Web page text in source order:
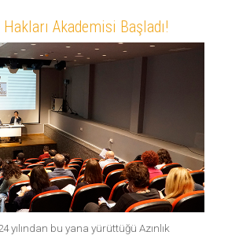
Akademisi Başladı!
yılından bu yana yürüttüğü Azınlık